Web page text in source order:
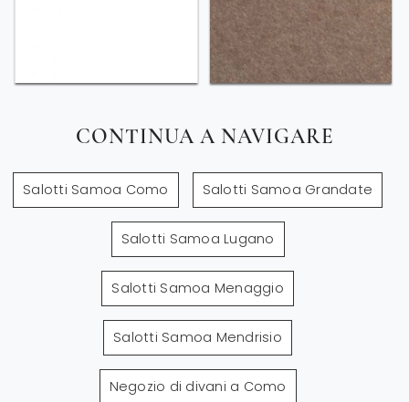
CONTINUA A NAVIGARE
Salotti Samoa Como Salotti Samoa Grandate
Salotti Samoa Lugano
Salotti Samoa Menaggio
Salotti Samoa Mendrisio
Negozio di divani a Como